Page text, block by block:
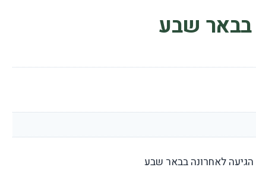
שבע
לאחרונה בבאר שבע